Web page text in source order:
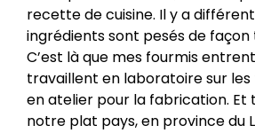
recette de cuisine. Il y a
ingrédients sont pesés de façon
C’est là que mes fourmis
travaillent en laboratoire sur
en atelier pour la fabrication. Et
notre plat pays, en province du